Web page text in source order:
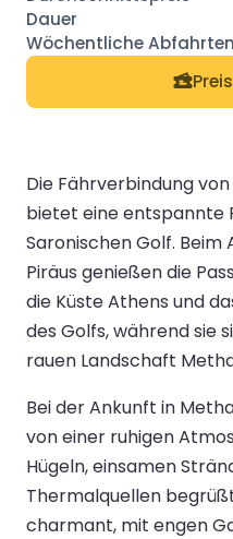
Die Fährverbindung
bietet eine entspannte
Saronischen Golf.
Piräus genießen die
die Küste Athens und
des Golfs, während sie
rauen Landschaft
Bei der Ankunft in
von einer ruhigen
Hügeln, einsamen
Thermalquellen
charmant, mit engen